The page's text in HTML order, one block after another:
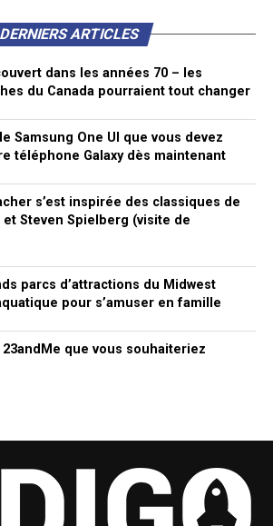
DERNIERS ARTICLES
dans les années 70 – les
du Canada pourraient tout changer
Samsung One UI que vous devez
téléphone Galaxy dès maintenant
s’est inspirée des classiques de
Steven Spielberg (visite de
parcs d’attractions du Midwest
pour s’amuser en famille
que vous souhaiteriez